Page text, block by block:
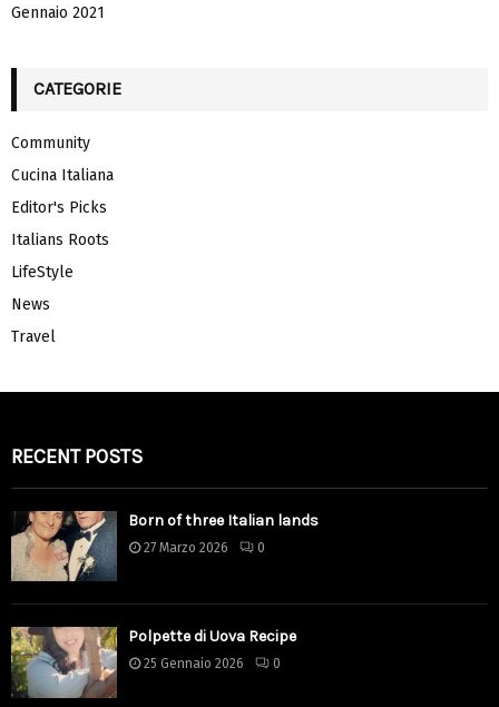
Gennaio 2021
CATEGORIE
Community
Cucina Italiana
Editor's Picks
Italians Roots
LifeStyle
News
Travel
RECENT POSTS
Born of three Italian lands
27 Marzo 2026 0
Polpette di Uova Recipe
25 Gennaio 2026 0